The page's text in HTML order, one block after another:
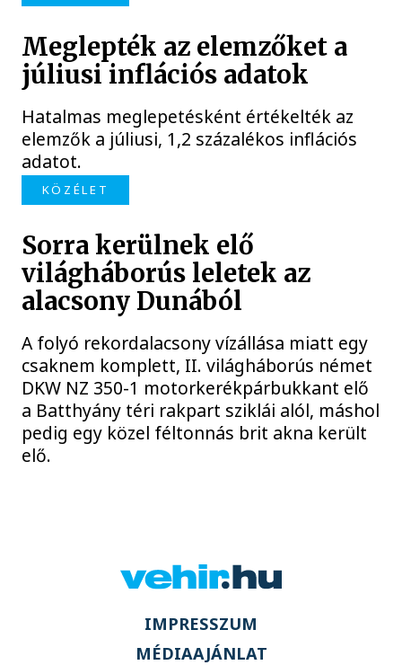
Meglepték az elemzőket a
júliusi inflációs adatok
Hatalmas meglepetésként értékelték az
elemzők a júliusi, 1,2 százalékos inflációs
adatot.
KÖZÉLET
Sorra kerülnek elő
világháborús leletek az
alacsony Dunából
A folyó rekordalacsony vízállása miatt egy
csaknem komplett, II. világháborús német
DKW NZ 350-1 motorkerékpárbukkant elő
a Batthyány téri rakpart sziklái alól, máshol
pedig egy közel féltonnás brit akna került
elő.
IMPRESSZUM
MÉDIAAJÁNLAT